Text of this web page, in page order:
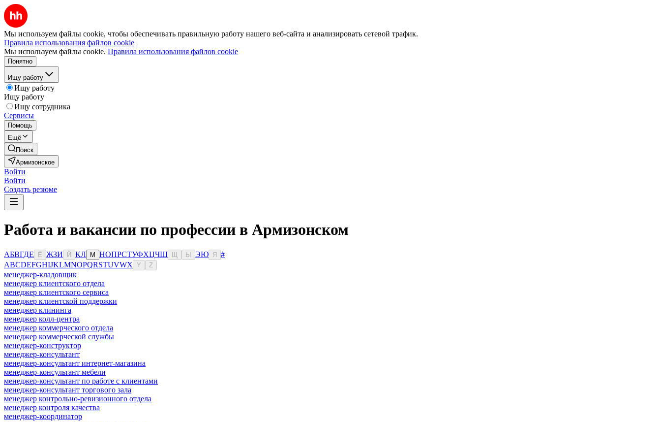
Мы используем файлы cookie, чтобы обеспечивать правильную работу нашего веб-сайта и анализировать сетевой трафик.
Правила использования файлов cookie
Мы используем файлы cookie. Правила использования файлов cookie
Понятно
Ищу работу
Ищу работу
Ищу работу
Ищу сотрудника
Сервисы
Помощь
Ещё
Поиск
Армизонское
Войти
Войти
Создать резюме
Работа и вакансии по профессии в Армизонском
АБВГДЕ Ё ЖЗИ Й КЛ М НОПРСТУФХЦЧШ Ы ЭЮ Я
#
ABCDEFGHIJKLMNOPQRSTUVWX Y Z
менеджер-кладовщик
менеджер клиентского отдела
менеджер клиентского сервиса
менеджер клиентской поддержки
менеджер клининга
менеджер колл-центра
менеджер коммерческого отдела
менеджер коммерческой службы
менеджер-конструктор
менеджер-консультант
менеджер-консультант интернет-магазина
менеджер-консультант мебели
менеджер-консультант по работе с клиентами
менеджер-консультант торгового зала
менеджер контрольно-ревизионного отдела
менеджер контроля качества
менеджер-координатор